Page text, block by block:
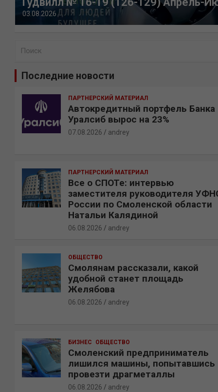
03.08.2026
Последние новости
ПАРТНЕРСКИЙ МАТЕРИАЛ
Автокредитный портфель Банка
Уралсиб вырос на 23%
07.08.2026 andrey
ПАРТНЕРСКИЙ МАТЕРИАЛ
Все о СПОТе: интервью
заместителя руководителя
России по Смоленской области
Натальи Калядиной
06.08.2026 andrey
ОБЩЕСТВО
Смолянам рассказали, какой
удобной станет площадь
Желябова
06.08.2026 andrey
БИЗНЕС ОБЩЕСТВО
Смоленский предприниматель
лишился машины, попытавшись
провезти драгметаллы
06.08.2026 andrey